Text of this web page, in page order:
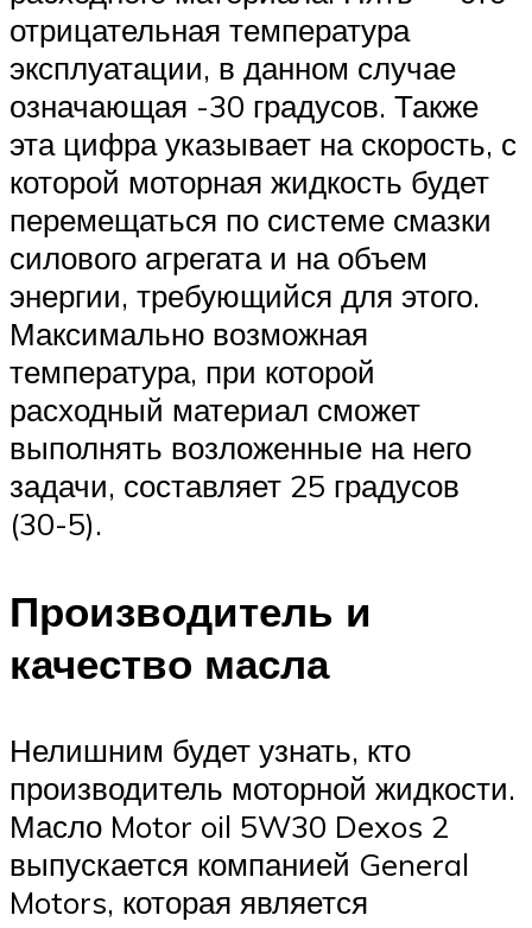
отрицательная температура
эксплуатации, в данном случае
означающая -30 градусов. Также
эта цифра указывает на скорость, с
которой моторная жидкость будет
перемещаться по системе смазки
силового агрегата и на объем
энергии, требующийся для этого.
Максимально возможная
температура, при которой
расходный материал сможет
выполнять возложенные на него
задачи, составляет 25 градусов
(30-5).
Производитель и
качество масла
Нелишним будет узнать, кто
производитель моторной жидкости.
Масло Motor oil 5W30 Dexos 2
выпускается компанией General
Motors, которая является